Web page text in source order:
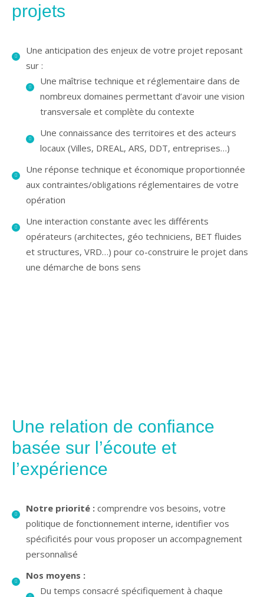
projets
Une anticipation des enjeux de votre projet reposant
sur :
Une maîtrise technique et réglementaire dans de
nombreux domaines permettant d’avoir une vision
transversale et complète du contexte
Une connaissance des territoires et des acteurs
locaux (Villes, DREAL, ARS, DDT, entreprises…)
Une réponse technique et économique proportionnée
aux contraintes/obligations réglementaires de votre
opération
Une interaction constante avec les différents
opérateurs (architectes, géo techniciens, BET fluides
et structures, VRD…) pour co-construire le projet dans
une démarche de bons sens
Une relation de confiance
basée sur l’écoute et
l’expérience
Notre priorité : comprendre vos besoins, votre
politique de fonctionnement interne, identifier vos
spécificités pour vous proposer un accompagnement
personnalisé
Nos moyens :
Du temps consacré spécifiquement à chaque